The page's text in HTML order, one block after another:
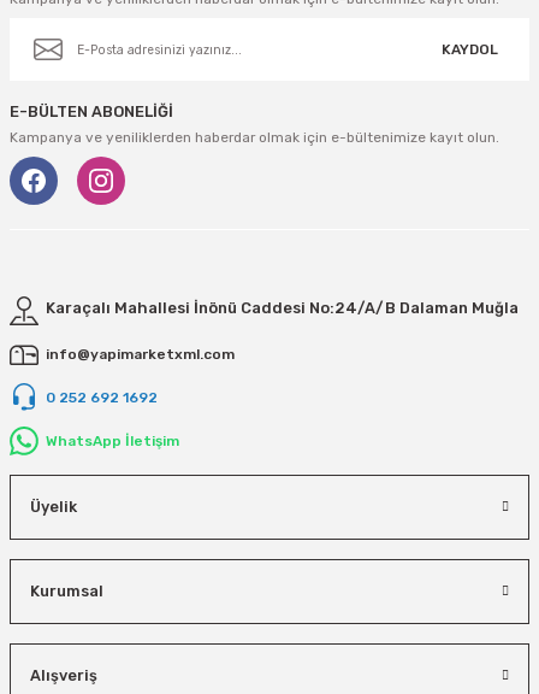
KAYDOL
E-BÜLTEN ABONELİĞİ
Kampanya ve yeniliklerden haberdar olmak için e-bültenimize kayıt olun.
Karaçalı Mahallesi İnönü Caddesi No:24/A/B Dalaman Muğla
info@yapimarketxml.com
0 252 692 1692
WhatsApp İletişim
Üyelik
Kurumsal
Alışveriş